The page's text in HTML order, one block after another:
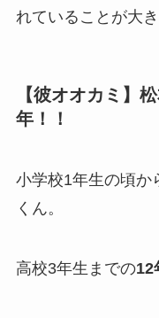
れていることが大
【彼オオカミ】
年！！
小学校1年生の頃か
くん。
高校3年生までの12